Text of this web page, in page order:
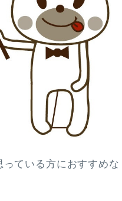
っている方におすすめな